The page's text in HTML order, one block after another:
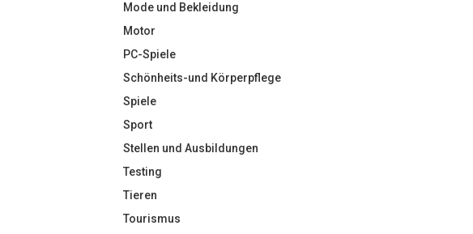
Mode und Bekleidung
Motor
PC-Spiele
Schönheits-und Körperpflege
Spiele
Sport
Stellen und Ausbildungen
Testing
Tieren
Tourismus